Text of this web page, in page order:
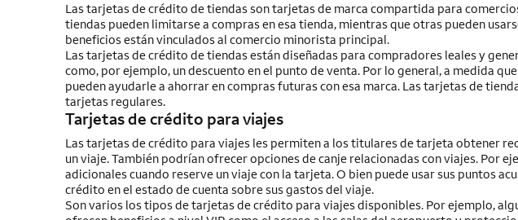
Las tarjetas de crédito de tiendas son tarjetas de marca compartida para
tiendas pueden limitarse a compras en esa tienda, mientras que otras pueden
beneficios están vinculados al comercio minorista principal.
Las tarjetas de crédito de tiendas están diseñadas para compradores leales y
como, por ejemplo, un descuento en el punto de venta. Por lo general, a medida
pueden ayudarle a ahorrar en compras futuras con esa marca. Las tarjetas de
tarjetas regulares.
Tarjetas de crédito para viajes
Las tarjetas de crédito para viajes les permiten a los titulares de tarjeta obtener
un viaje. También podrían ofrecer opciones de canje relacionadas con viajes. Por
adicionales cuando reserve un viaje con la tarjeta. O bien puede usar sus puntos
crédito en el estado de cuenta sobre sus gastos del viaje.
Son varios los tipos de tarjetas de crédito para viajes disponibles. Por ejemplo,